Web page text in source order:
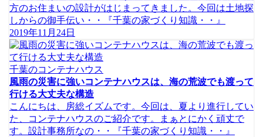
方のお住まいの設計がはじまってきました。今回は土地探
しからの御手伝い・・『千葉の家づくり知識・・』
2019年11月24日
千葉のコンテナハウス
風雨の災害に強いコンテナハウスは、海の荒波でも渡って
行ける大丈夫な構造
こんにちは、房総イズムです。今回は、夏より進行してい
た、コンテナハウスのご紹介です。まぁとにかく頑丈で
す。設計事務所なの・・『千葉の家づくり知識・・』